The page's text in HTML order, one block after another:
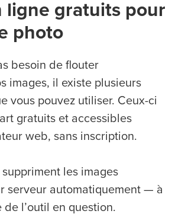
ligne gratuits pour
photo
besoin de flouter
images, il existe plusieurs
vous pouvez utiliser. Ceux-ci
gratuits et accessibles
web, sans inscription.
les images
serveur automatiquement — à
l’outil en question.